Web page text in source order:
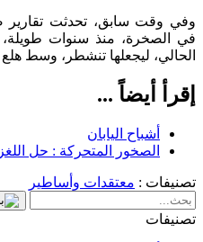
وفي وقت سابق، تحدثت تقارير
في الصخرة، منذ سنوات
الحالي، ليجعلها تنشطر، وسط
إقرأ أيضاً ...
أشباح اليابان
الصخور المتحركة : حل اللغز
تصنيفات : معتقدات وأساطير
تصنيفات